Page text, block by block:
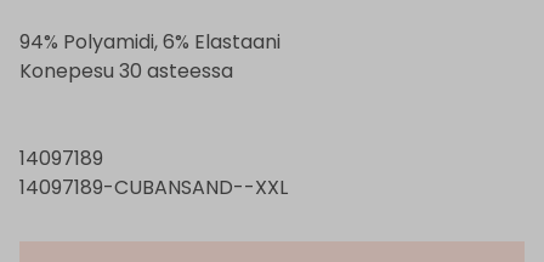
94% Polyamidi, 6% Elastaani
Konepesu 30 asteessa
14097189
14097189-CUBANSAND--XXL